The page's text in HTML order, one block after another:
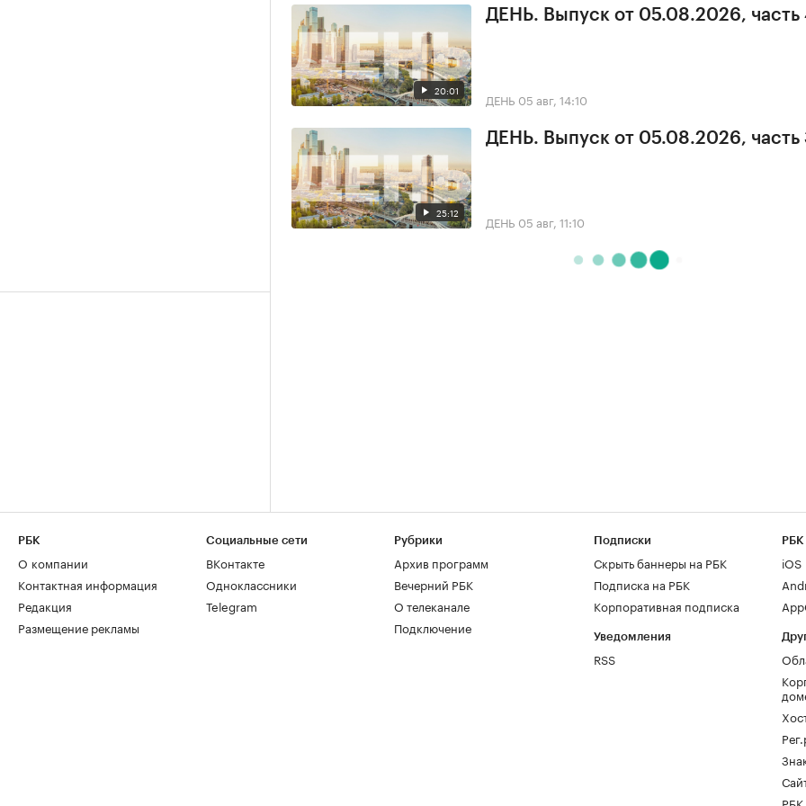
20:01
ДЕНЬ. Выпуск от 05.08.2026, часть
ДЕНЬ 05 авг, 14:10
25:12
ДЕНЬ. Выпуск от 05.08.2026, часть
ДЕНЬ 05 авг, 11:10
РБК
О компании
Контактная информация
Редакция
Размещение рекламы
Социальные сети
ВКонтакте
Одноклассники
Telegram
Рубрики
Архив программ
Вечерний РБК
О телеканале
Подключение
Подписки
Скрыть баннеры на РБК
Подписка на РБК
Корпоративная подписка
Уведомления
RSS
РБК
iOS